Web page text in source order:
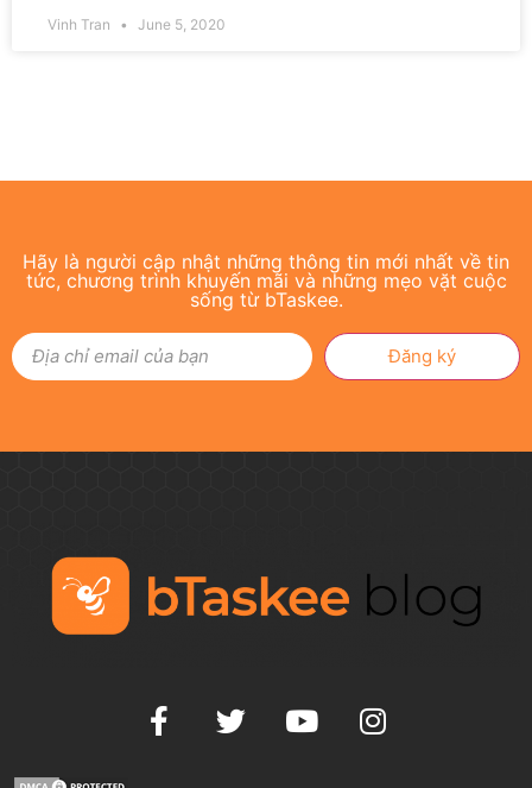
Vinh Tran June 5, 2020
Hãy là người cập nhật những thông tin mới nhất về tin
tức, chương trình khuyến mãi và những mẹo vặt cuộc
sống từ bTaskee.
Đăng ký